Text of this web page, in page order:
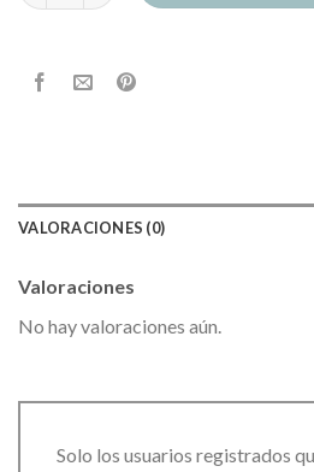
VALORACIONES (0)
Valoraciones
No hay valoraciones aún.
Solo los usuarios registrados